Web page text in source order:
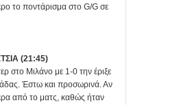
το ποντάρισμα στο G/G σε
(21:45)
στο Μιλάνο με 1-0 την έριξε
Έστω και προσωρινά. Αν
από το ματς, καθώς ήταν